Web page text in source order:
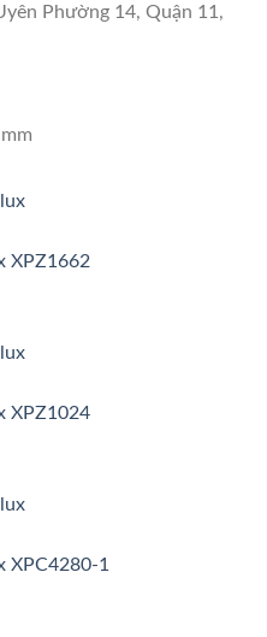
Phường 14, Quận 11,
XPZ1662
XPZ1024
XPC4280-1